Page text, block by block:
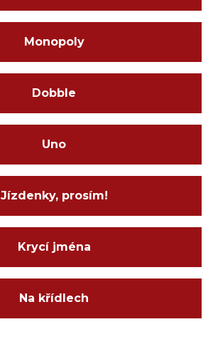
Monopoly
Dobble
Uno
Jízdenky, prosím!
Krycí jména
Na křídlech